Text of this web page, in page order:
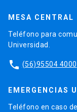
MESA CENTRAL
Teléfono para
Universidad.
phone (56)95504 4000
EMERGENCIAS
Teléfono en caso